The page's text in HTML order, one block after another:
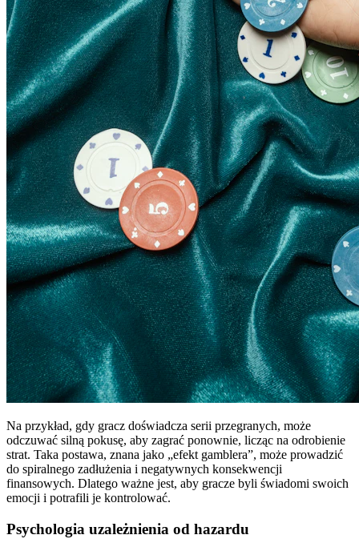
Na przykład, gdy gracz doświadcza serii przegranych, może
odczuwać silną pokusę, aby zagrać ponownie, licząc na odrobienie
strat. Taka postawa, znana jako „efekt gamblera”, może prowadzić
do spiralnego zadłużenia i negatywnych konsekwencji
finansowych. Dlatego ważne jest, aby gracze byli świadomi swoich
emocji i potrafili je kontrolować.
Psychologia uzależnienia od hazardu